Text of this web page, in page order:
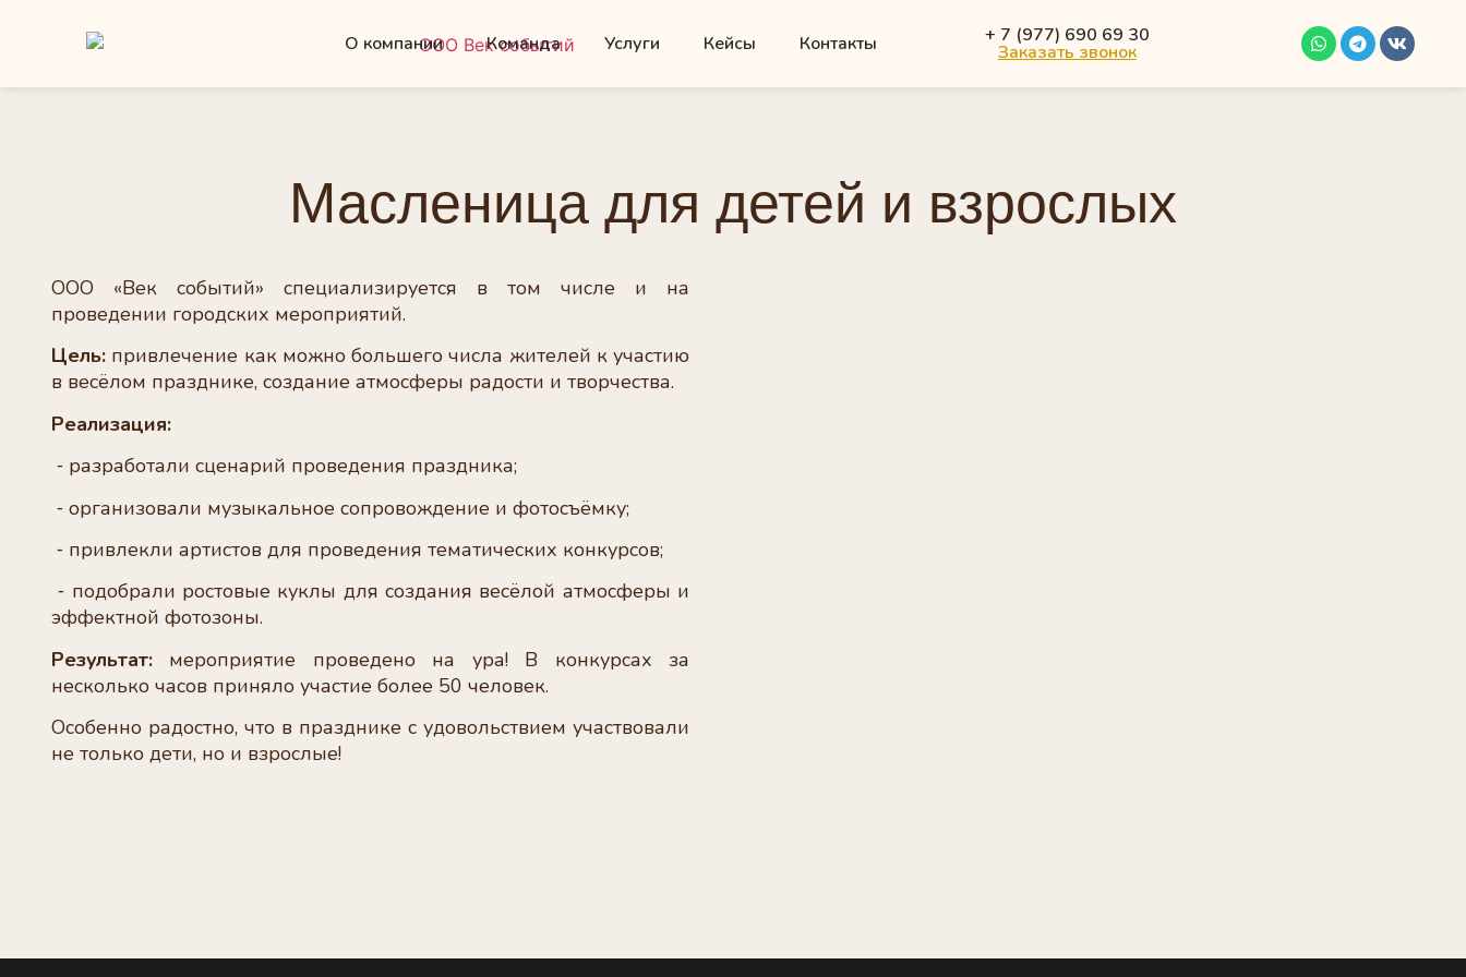
О компании Команда Услуги Кейсы Контакты + 7 (977) 690 69 30
Заказать звонок
Масленица для детей и взрослых
ООО «Век событий» специализируется в том числе и на
проведении городских мероприятий.
Цель: привлечение как можно большего числа жителей к участию
в весёлом празднике, создание атмосферы радости и творчества.
Реализация:
⁃ разработали сценарий проведения праздника;
⁃ организовали музыкальное сопровождение и фотосъёмку;
⁃ привлекли артистов для проведения тематических конкурсов;
⁃ подобрали ростовые куклы для создания весёлой атмосферы и
эффектной фотозоны.
Результат: мероприятие проведено на ура! В конкурсах за
несколько часов приняло участие более 50 человек.
Особенно радостно, что в празднике с удовольствием участвовали
не только дети, но и взрослые!